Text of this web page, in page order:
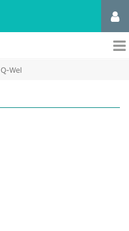
Q-Wel